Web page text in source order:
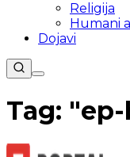
Religija
Humani
Dojavi
Tag: "